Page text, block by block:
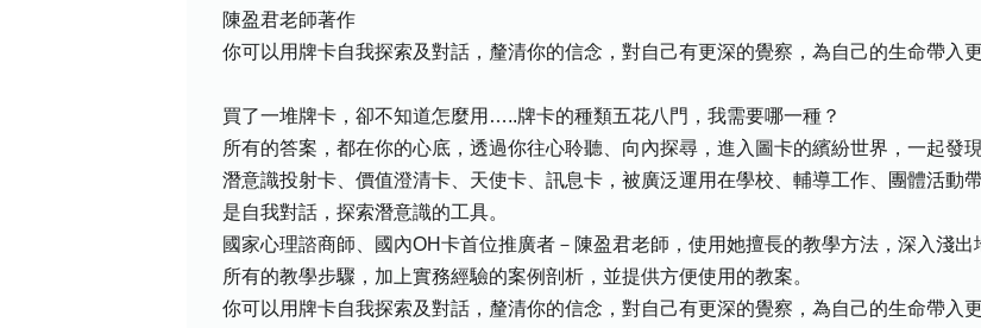
陳盈君老師著作
你可以用牌卡自我探索及對話，釐清你的信念，對自己有更深的覺察，為自己的生命帶入更
買了一堆牌卡，卻不知道怎麼用…..牌卡的種類五花八門，我需要哪一種？
所有的答案，都在你的心底，透過你往心聆聽、向內探尋，進入圖卡的繽紛世界，一起發
潛意識投射卡、價值澄清卡、天使卡、訊息卡，被廣泛運用在學校、輔導工作、團體活動
是自我對話，探索潛意識的工具。
國家心理諮商師、國內OH卡首位推廣者－陳盈君老師，使用她擅長的教學方法，深入淺
所有的教學步驟，加上實務經驗的案例剖析，並提供方便使用的教案。
你可以用牌卡自我探索及對話，釐清你的信念，對自己有更深的覺察，為自己的生命帶入更